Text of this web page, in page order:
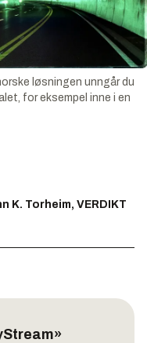
løsningen unngår du
for eksempel inne i en
K. Torheim, VERDIKT